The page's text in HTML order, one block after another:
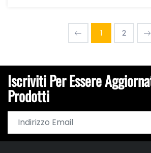
1 2
Iscriviti Per Essere
Prodotti